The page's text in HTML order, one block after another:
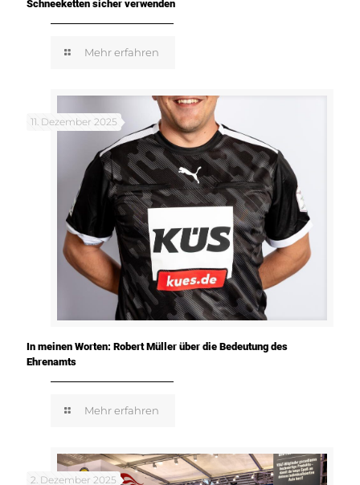
Schneeketten sicher verwenden
Mehr erfahren
11. Dezember 2025
In meinen Worten: Robert Müller über die Bedeutung des
Ehrenamts
Mehr erfahren
2. Dezember 2025